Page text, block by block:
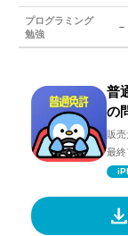
プログラミング
勉強
－
普
の
販売
最終